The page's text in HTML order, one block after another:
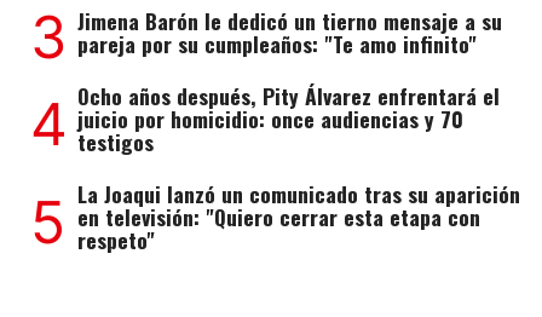
3 Jimena Barón le dedicó un tierno mensaje a su
pareja por su cumpleaños: "Te amo infinito"
4 Ocho años después, Pity Álvarez enfrentará el
juicio por homicidio: once audiencias y 70
testigos
5 La Joaqui lanzó un comunicado tras su aparición
en televisión: "Quiero cerrar esta etapa con
respeto"